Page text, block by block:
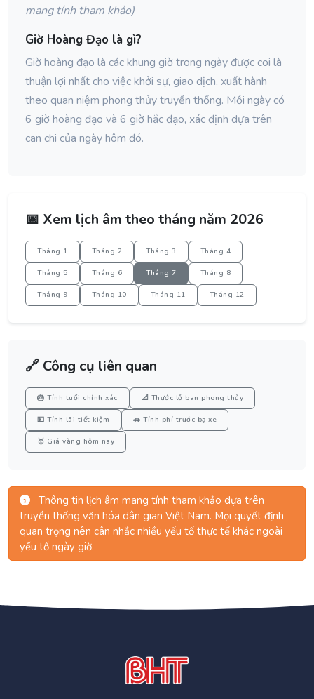
mang tính tham khảo)
Giờ Hoàng Đạo là gì?
Giờ hoàng đạo là các khung giờ trong ngày được coi là
thuận lợi nhất cho việc khởi sự, giao dịch, xuất hành
theo quan niệm phong thủy truyền thống. Mỗi ngày có
6 giờ hoàng đạo và 6 giờ hắc đạo, xác định dựa trên
can chi của ngày hôm đó.
📅 Xem lịch âm theo tháng năm 2026
Tháng 1 Tháng 2 Tháng 3 Tháng 4
Tháng 5 Tháng 6 Tháng 7 Tháng 8
Tháng 9 Tháng 10 Tháng 11 Tháng 12
🔗 Công cụ liên quan
🎂 Tính tuổi chính xác 📐 Thước lỗ ban phong thủy
💵 Tính lãi tiết kiệm 🚗 Tính phí trước bạ xe
🥇 Giá vàng hôm nay
Thông tin lịch âm mang tính tham khảo dựa trên
truyền thống văn hóa dân gian Việt Nam. Mọi quyết định
quan trọng nên cân nhắc nhiều yếu tố thực tế khác ngoài
yếu tố ngày giờ.